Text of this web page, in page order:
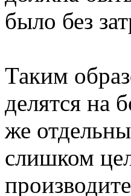
было без
Таким
делятся на
же
слишком